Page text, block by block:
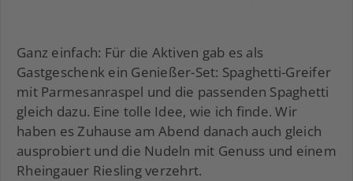
Ganz einfach: Für die Aktiven gab es als
Gastgeschenk ein Genießer-Set: Spaghetti-Greifer
mit Parmesanraspel und die passenden Spaghetti
gleich dazu. Eine tolle Idee, wie ich finde. Wir
haben es Zuhause am Abend danach auch gleich
ausprobiert und die Nudeln mit Genuss und einem
Rheingauer Riesling verzehrt.